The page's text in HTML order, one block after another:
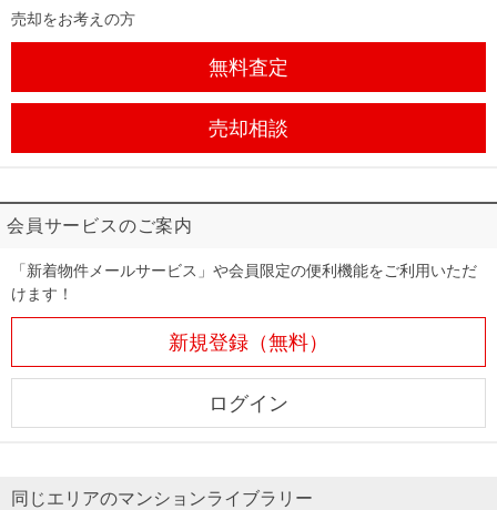
売却をお考えの方
無料査定
売却相談
会員サービスのご案内
「新着物件メールサービス」や会員限定の便利機能をご利用いただ
けます！
新規登録（無料）
ログイン
同じエリアのマンションライブラリー